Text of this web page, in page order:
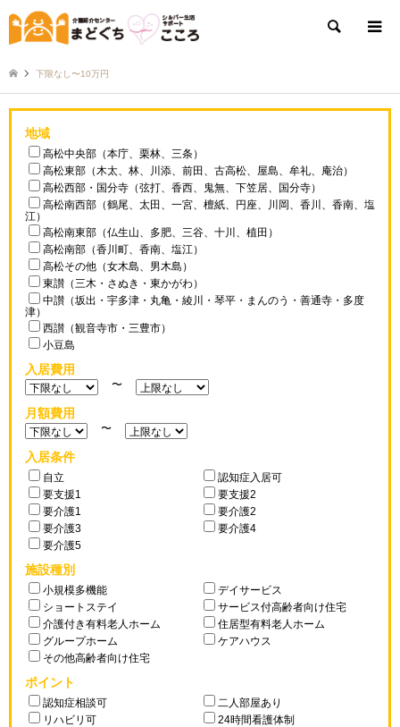
検索
下限なし〜10万円
地域
高松中央部（本庁、栗林、三条）
高松東部（木太、林、川添、前田、古高松、屋島、牟礼、庵治）
高松西部・国分寺（弦打、香西、鬼無、下笠居、国分寺）
高松南西部（鶴尾、太田、一宮、檀紙、円座、川岡、香川、香南、塩
江）
高松南東部（仏生山、多肥、三谷、十川、植田）
高松南部（香川町、香南、塩江）
高松その他（女木島、男木島）
東讃（三木・さぬき・東かがわ）
中讃（坂出・宇多津・丸亀・綾川・琴平・まんのう・善通寺・多度
津）
西讃（観音寺市・三豊市）
小豆島
入居費用
〜
月額費用
〜
入居条件
自立
認知症入居可
要支援1
要支援2
要介護1
要介護2
要介護3
要介護4
要介護5
施設種別
小規模多機能
デイサービス
ショートステイ
サービス付高齢者向け住宅
介護付き有料老人ホーム
住居型有料老人ホーム
グループホーム
ケアハウス
その他高齢者向け住宅
ポイント
認知症相談可
二人部屋あり
リハビリ可
24時間看護体制